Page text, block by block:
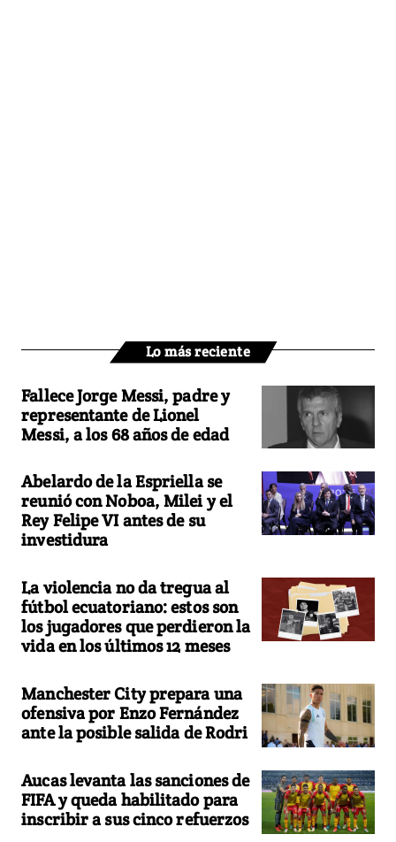
Lo más reciente
Fallece Jorge Messi, padre y
representante de Lionel
Messi, a los 68 años de edad
Abelardo de la Espriella se
reunió con Noboa, Milei y el
Rey Felipe VI antes de su
investidura
La violencia no da tregua al
fútbol ecuatoriano: estos son
los jugadores que perdieron la
vida en los últimos 12 meses
Manchester City prepara una
ofensiva por Enzo Fernández
ante la posible salida de Rodri
Aucas levanta las sanciones de
FIFA y queda habilitado para
inscribir a sus cinco refuerzos